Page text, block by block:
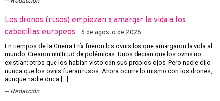
Los drones (rusos) empiezan a amargar la vida a los
cabecillas europeos
6 de agosto de 2026
En tiempos de la Guerra Fría fueron los ovnis los que amargaron la vida al
mundo. Crearon multitud de polémicas. Unos decían que los ovnis no
existían; otros que los habían visto con sus propios ojos. Pero nadie dijo
nunca que los ovnis fueran rusos. Ahora ocurre lo mismo con los drones,
aunque nadie duda […]
Redacción